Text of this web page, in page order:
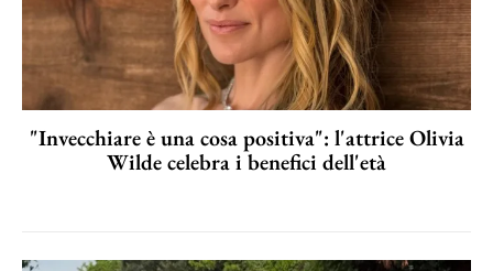
"Invecchiare è una cosa positiva": l'attrice Olivia
Wilde celebra i benefici dell'età